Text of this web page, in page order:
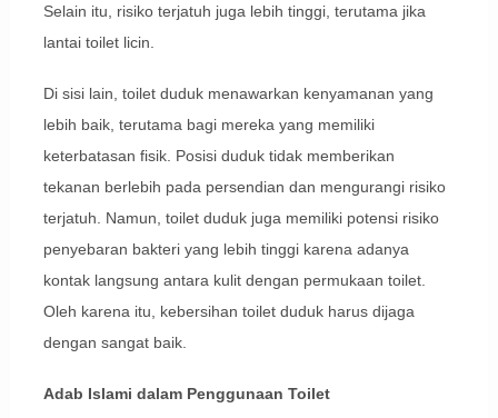
Selain itu, risiko terjatuh juga lebih tinggi, terutama jika
lantai toilet licin.
Di sisi lain, toilet duduk menawarkan kenyamanan yang
lebih baik, terutama bagi mereka yang memiliki
keterbatasan fisik. Posisi duduk tidak memberikan
tekanan berlebih pada persendian dan mengurangi risiko
terjatuh. Namun, toilet duduk juga memiliki potensi risiko
penyebaran bakteri yang lebih tinggi karena adanya
kontak langsung antara kulit dengan permukaan toilet.
Oleh karena itu, kebersihan toilet duduk harus dijaga
dengan sangat baik.
Adab Islami dalam Penggunaan Toilet